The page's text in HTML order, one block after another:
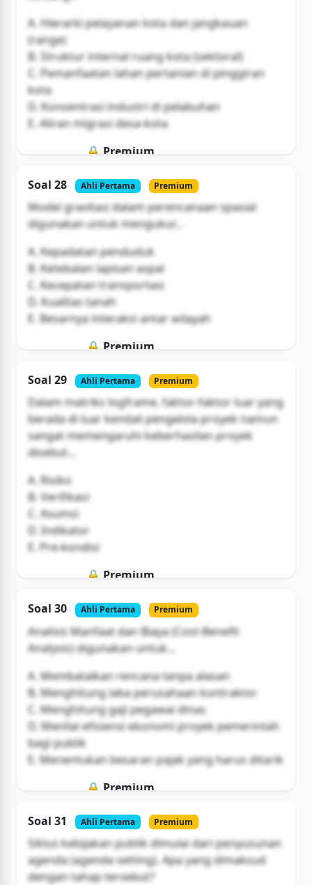
A. Hierarki pelayanan kota dan jangkauan
(range)
B. Struktur internal ruang kota (sektoral)
C. Pemanfaatan lahan pertanian di pinggiran
kota
D. Konsentrasi industri di pelabuhan
E. Aliran migrasi desa-kota
🔒 Premium
Buka Akses
Soal 28 Ahli Pertama Premium
Model gravitasi dalam perencanaan spasial
digunakan untuk mengukur...
A. Kepadatan penduduk
B. Ketebalan lapisan aspal
C. Kecepatan transportasi
D. Kualitas tanah
E. Besarnya interaksi antar wilayah
🔒 Premium
Buka Akses
Soal 29 Ahli Pertama Premium
Dalam matriks logframe, faktor-faktor luar yang
berada di luar kendali pengelola proyek namun
sangat memengaruhi keberhasilan proyek
disebut...
A. Risiko
B. Verifikasi
C. Asumsi
D. Indikator
E. Pre-kondisi
🔒 Premium
Buka Akses
Soal 30 Ahli Pertama Premium
Analisis Manfaat dan Biaya (Cost-Benefit
Analysis) digunakan untuk...
A. Membatalkan rencana tanpa alasan
B. Menghitung laba perusahaan kontraktor
C. Menghitung gaji pegawai dinas
D. Menilai efisiensi ekonomi proyek pemerintah
bagi publik
E. Menentukan besaran pajak yang harus ditarik
🔒 Premium
Buka Akses
Soal 31 Ahli Pertama Premium
Siklus kebijakan publik dimulai dari penyusunan
agenda (agenda setting). Apa yang dimaksud
dengan tahap tersebut?